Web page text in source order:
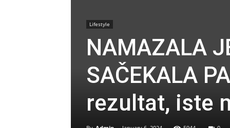
Lifestyle
NAMAZALA
SAČEKALA
rezultat, iste